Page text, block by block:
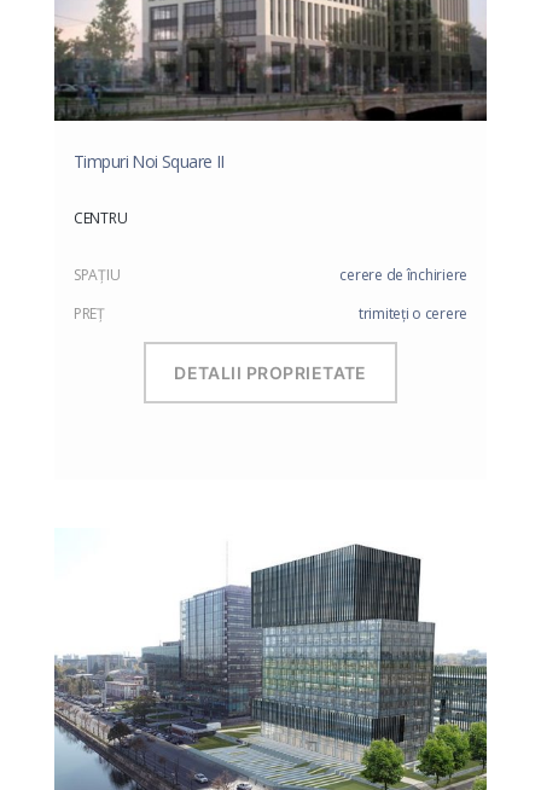
Timpuri Noi Square II
CENTRU
SPAŢIU
cerere de închiriere
PREŢ
trimiteți o cerere
DETALII PROPRIETATE